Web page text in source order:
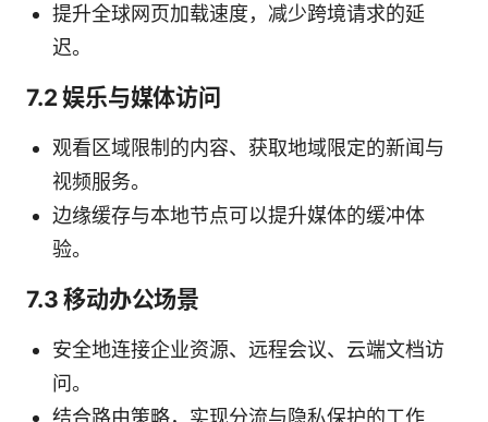
提升全球网页加载速度，减少跨境请求的延
迟。
7.2 娱乐与媒体访问
观看区域限制的内容、获取地域限定的新闻与
视频服务。
边缘缓存与本地节点可以提升媒体的缓冲体
验。
7.3 移动办公场景
安全地连接企业资源、远程会议、云端文档访
问。
结合路由策略，实现分流与隐私保护的工作